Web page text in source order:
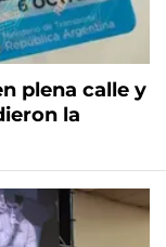
plena calle y
la